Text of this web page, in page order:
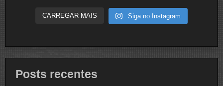
CARREGAR MAIS Siga no Instagram
Posts recentes